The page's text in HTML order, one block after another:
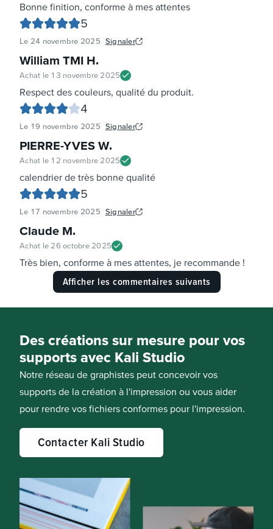
Bonne finition, conforme à mes attentes
5
Le 24 novembre 2025 Signaler
William TMI H.
Achat le 13 novembre 2025
Respect des couleurs, qualité du produit.
4
Le 19 novembre 2025 Signaler
PIERRE-YVES W.
Achat le 12 novembre 2025
calendrier de très bonne qualité
5
Le 17 novembre 2025 Signaler
Claude M.
Achat le 26 octobre 2025
Très bien, conforme à mes attentes, je recommande !
Afficher les commentaires suivants
Des créations sur mesure pour vos
supports avec Kali Studio
Notre réseau de graphistes peut concevoir vos
supports de la création à l'impression ou vous aider
pour rendre vos fichiers conformes pour l'impression.
Contacter Kali Studio